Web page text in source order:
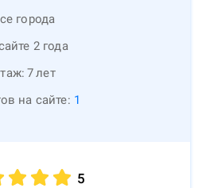
города
2 года
7лет
на сайте: 1
5